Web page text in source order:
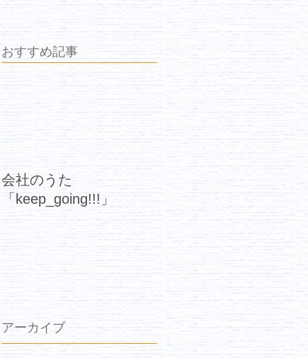
おすすめ記事
会社のうた
「keep_going!!!」
アーカイブ